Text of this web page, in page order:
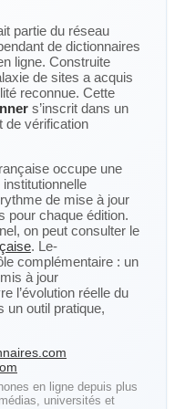
partie du réseau
de dictionnaires
ligne. Construite
de sites a acquis
reconnue. Cette
s’inscrit dans un
de vérification
occupe une
institutionnelle
de mise à jour
pour chaque édition.
on peut consulter le
. Le-
complémentaire : un
à jour
l’évolution réelle du
un outil pratique,
en ligne depuis plus
universités et